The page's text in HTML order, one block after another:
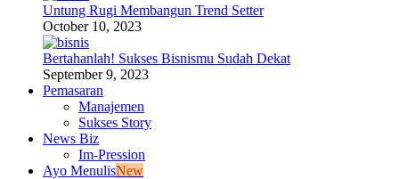
Untung Rugi Membangun Trend Setter
October 10, 2023
Bertahanlah! Sukses Bisnismu Sudah Dekat
September 9, 2023
Pemasaran
Manajemen
Sukses Story
News Biz
Im-Pression
Ayo MenulisNew